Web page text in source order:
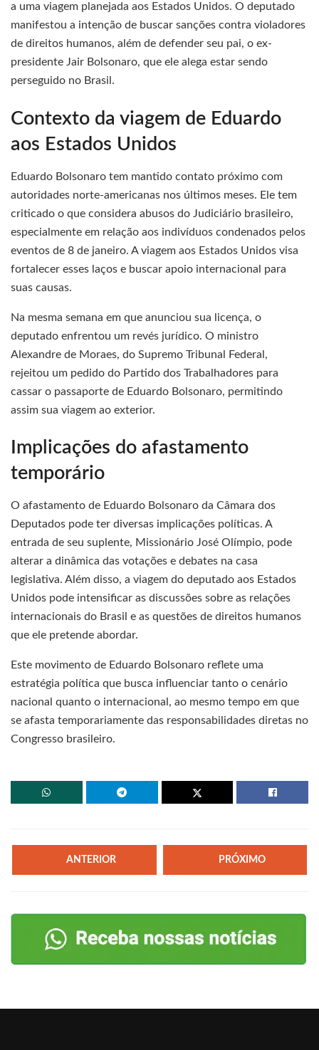
a uma viagem planejada aos Estados Unidos. O deputado
manifestou a intenção de buscar sanções contra violadores
de direitos humanos, além de defender seu pai, o ex-
presidente Jair Bolsonaro, que ele alega estar sendo
perseguido no Brasil.
Contexto da viagem de Eduardo
aos Estados Unidos
Eduardo Bolsonaro tem mantido contato próximo com
autoridades norte-americanas nos últimos meses. Ele tem
criticado o que considera abusos do Judiciário brasileiro,
especialmente em relação aos indivíduos condenados pelos
eventos de 8 de janeiro. A viagem aos Estados Unidos visa
fortalecer esses laços e buscar apoio internacional para
suas causas.
Na mesma semana em que anunciou sua licença, o
deputado enfrentou um revés jurídico. O ministro
Alexandre de Moraes, do Supremo Tribunal Federal,
rejeitou um pedido do Partido dos Trabalhadores para
cassar o passaporte de Eduardo Bolsonaro, permitindo
assim sua viagem ao exterior.
Implicações do afastamento
temporário
O afastamento de Eduardo Bolsonaro da Câmara dos
Deputados pode ter diversas implicações políticas. A
entrada de seu suplente, Missionário José Olímpio, pode
alterar a dinâmica das votações e debates na casa
legislativa. Além disso, a viagem do deputado aos Estados
Unidos pode intensificar as discussões sobre as relações
internacionais do Brasil e as questões de direitos humanos
que ele pretende abordar.
Este movimento de Eduardo Bolsonaro reflete uma
estratégia política que busca influenciar tanto o cenário
nacional quanto o internacional, ao mesmo tempo em que
se afasta temporariamente das responsabilidades diretas no
Congresso brasileiro.
ANTERIOR PRÓXIMO